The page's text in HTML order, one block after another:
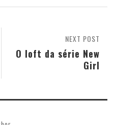
NEXT POST
O loft da série New
Girl